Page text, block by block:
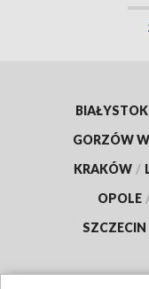
BIAŁYSTOK
GORZÓW
KRAKÓW /
OPOLE
SZCZECIN